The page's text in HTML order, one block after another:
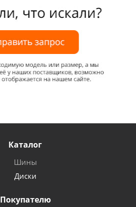
Каталог
Шины
Диски
Покупателю